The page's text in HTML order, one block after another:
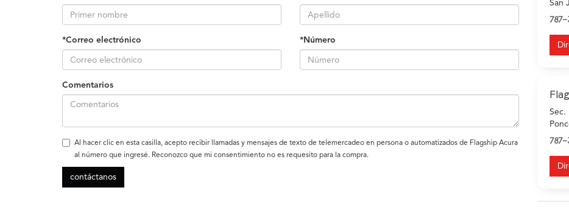
*Correo electrónico *Número
Comentarios
Al hacer clic en esta casilla, acepto recibir llamadas y mensajes de texto de telemercadeo en persona o automatizados de Flagship Acura
al número que ingresé. Reconozco que mi consentimiento no es requesito para la compra.
San
787-
Sec.
787-